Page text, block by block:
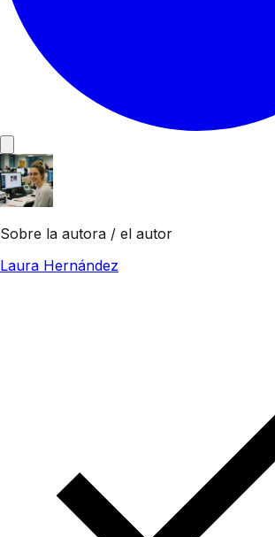
Sobre la autora / el autor
Laura Hernández